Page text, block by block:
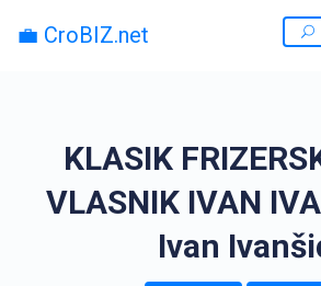
💼 CroBIZ.net
KLASIK
VLASNIK IVAN
Ivan